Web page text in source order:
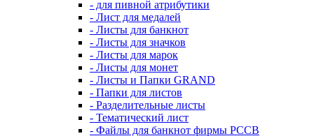
- для пивной атрибутики
- Лист для медалей
- Листы для банкнот
- Листы для значков
- Листы для марок
- Листы для монет
- Листы и Папки GRAND
- Папки для листов
- Разделительные листы
- Тематический лист
- Файлы для банкнот фирмы PCCB